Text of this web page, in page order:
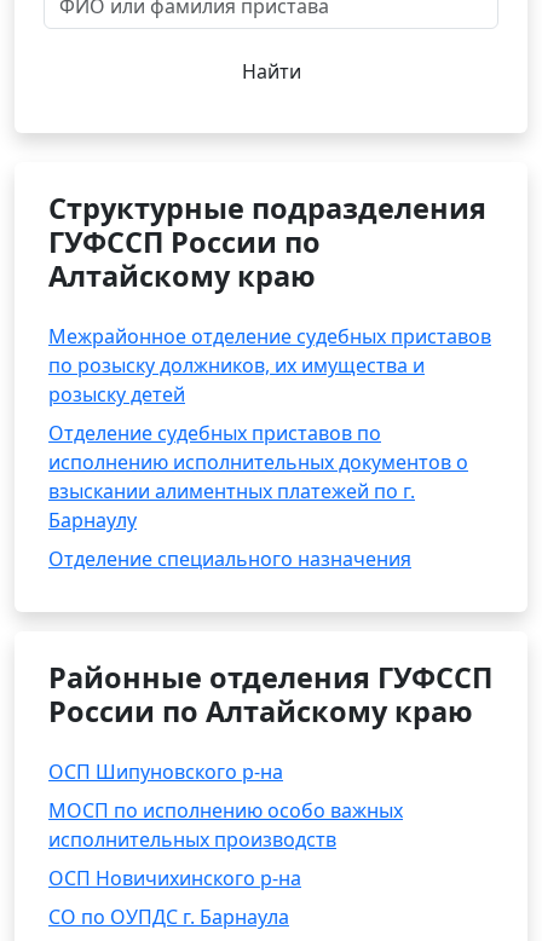
Найти
Структурные подразделения
ГУФССП России по
Алтайскому краю
Межрайонное отделение судебных приставов
по розыску должников, их имущества и
розыску детей
Отделение судебных приставов по
исполнению исполнительных документов о
взыскании алиментных платежей по г.
Барнаулу
Отделение специального назначения
Районные отделения ГУФССП
России по Алтайскому краю
ОСП Шипуновского р-на
МОСП по исполнению особо важных
исполнительных производств
ОСП Новичихинского р-на
СО по ОУПДС г. Барнаула